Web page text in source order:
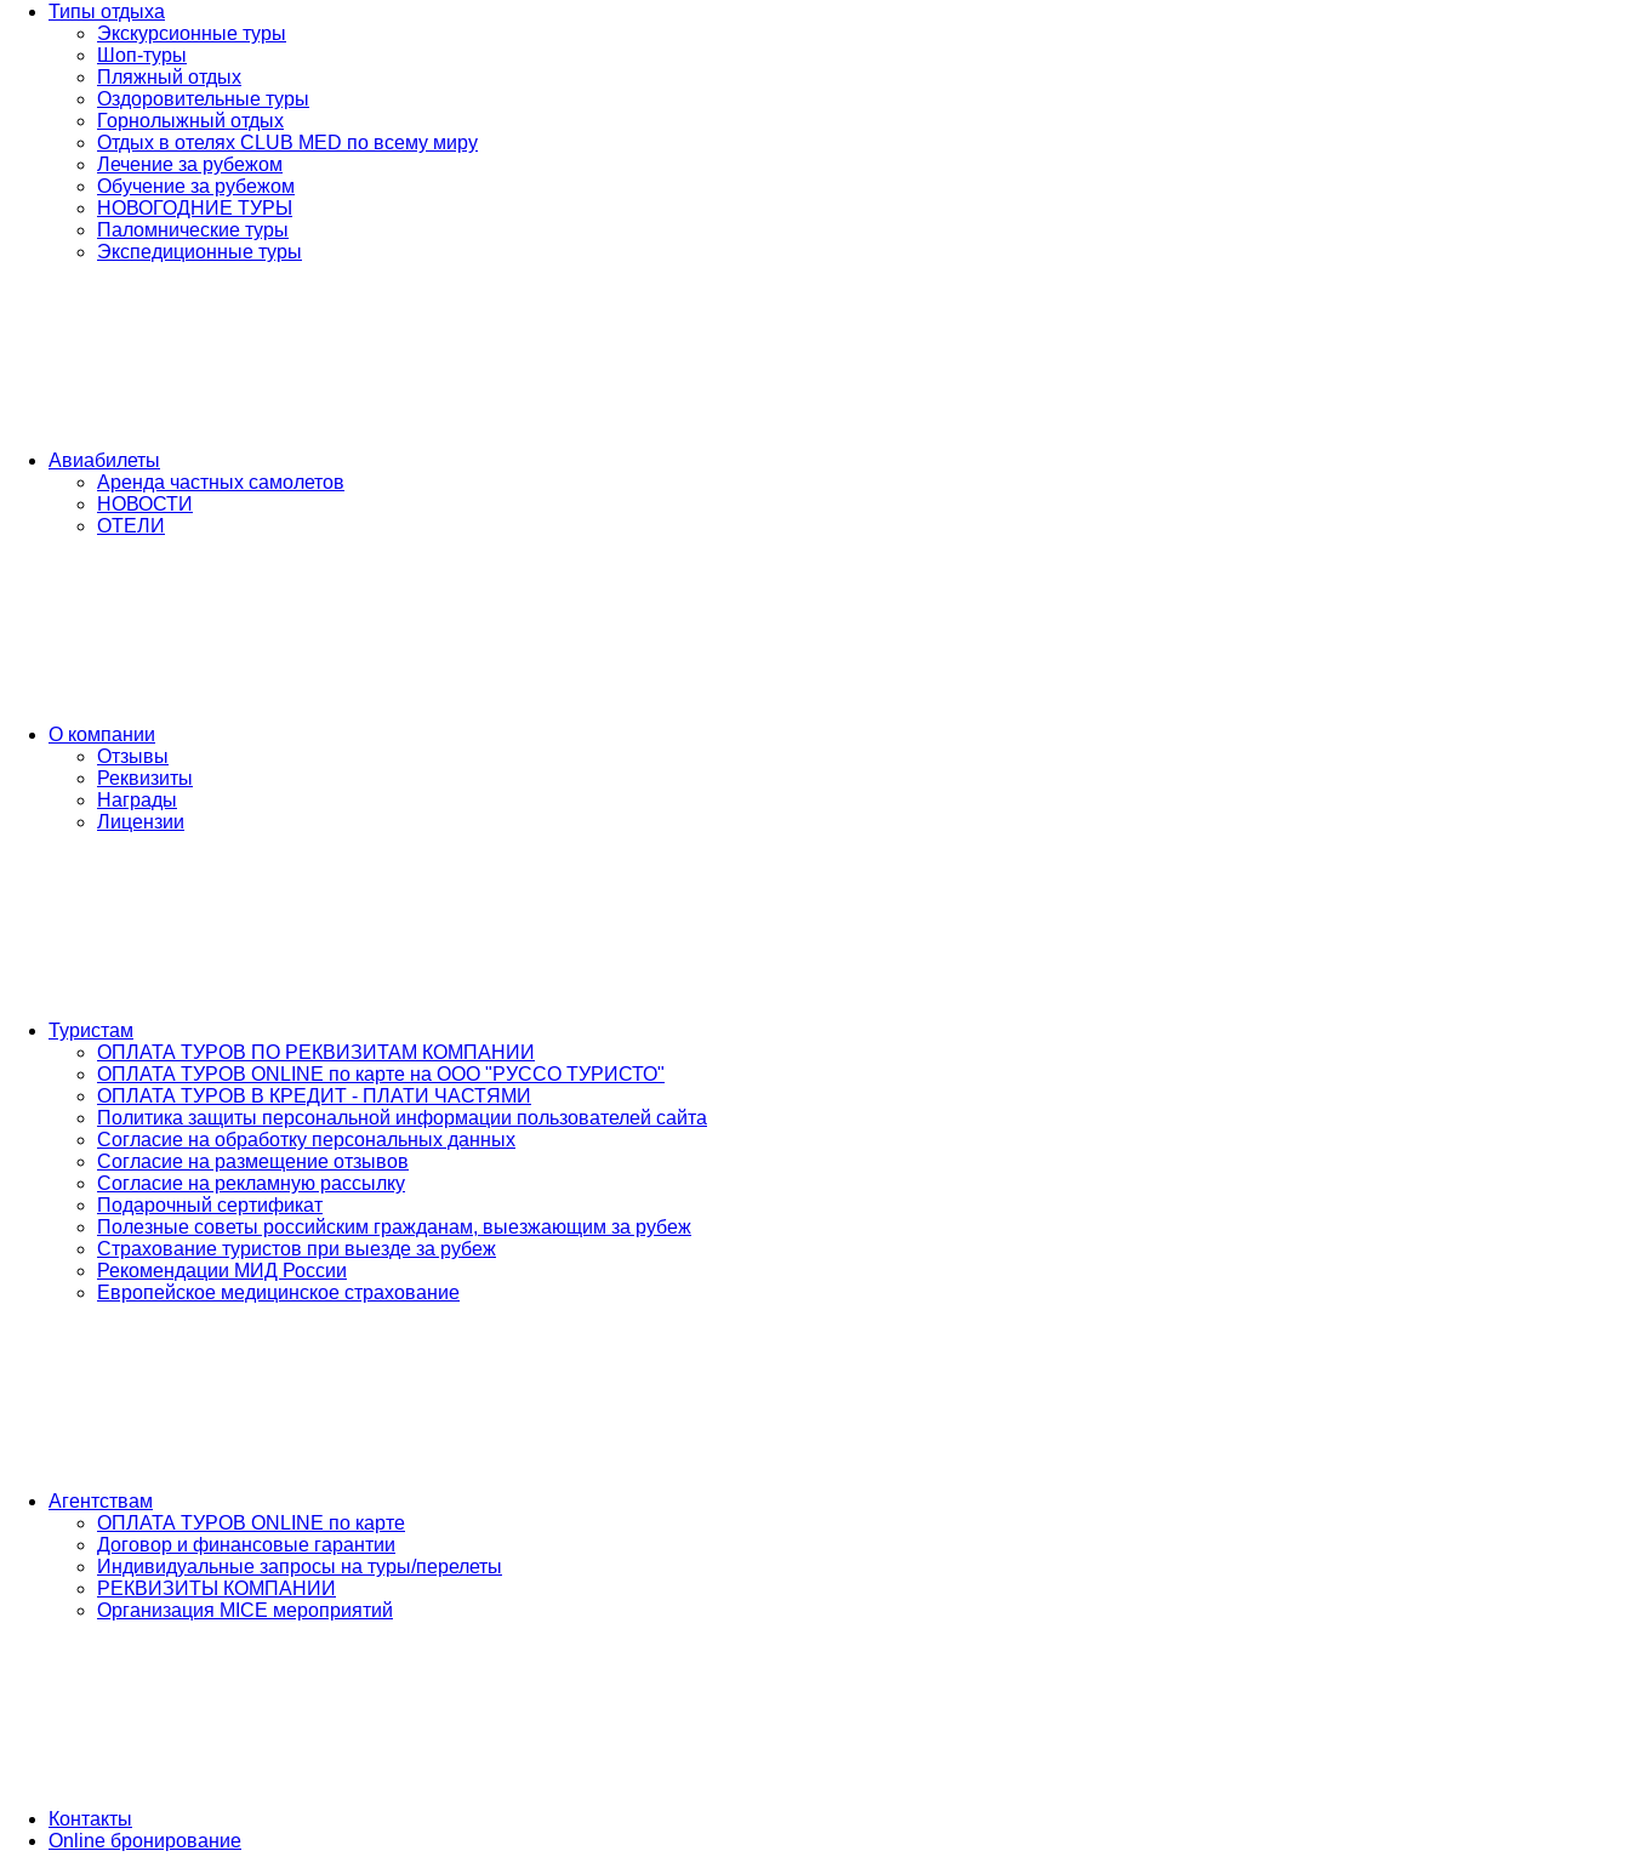
Типы отдыха
Экскурсионные туры
Шоп-туры
Пляжный отдых
Оздоровительные туры
Горнолыжный отдых
Отдых в отелях CLUB MED по всему миру
Лечение за рубежом
Обучение за рубежом
НОВОГОДНИЕ ТУРЫ
Паломнические туры
Экспедиционные туры
Авиабилеты
Аренда частных самолетов
НОВОСТИ
ОТЕЛИ
О компании
Отзывы
Реквизиты
Награды
Лицензии
Туристам
ОПЛАТА ТУРОВ ПО РЕКВИЗИТАМ КОМПАНИИ
ОПЛАТА ТУРОВ ONLINE по карте на ООО "РУССО ТУРИСТО"
ОПЛАТА ТУРОВ В КРЕДИТ - ПЛАТИ ЧАСТЯМИ
Политика защиты персональной информации пользователей сайта
Согласие на обработку персональных данных
Согласие на размещение отзывов
Согласие на рекламную рассылку
Подарочный сертификат
Полезные советы российским гражданам, выезжающим за рубеж
Страхование туристов при выезде за рубеж
Рекомендации МИД России
Европейское медицинское страхование
Агентствам
ОПЛАТА ТУРОВ ONLINE по карте
Договор и финансовые гарантии
Индивидуальные запросы на туры/перелеты
РЕКВИЗИТЫ КОМПАНИИ
Организация MICE мероприятий
Контакты
Online бронирование